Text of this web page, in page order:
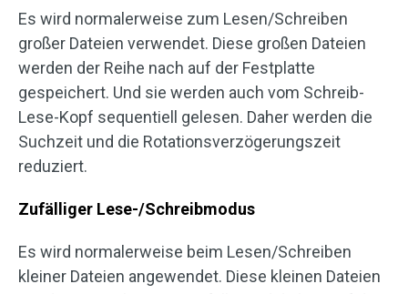
Es wird normalerweise zum Lesen/Schreiben
großer Dateien verwendet. Diese großen Dateien
werden der Reihe nach auf der Festplatte
gespeichert. Und sie werden auch vom Schreib-
Lese-Kopf sequentiell gelesen. Daher werden die
Suchzeit und die Rotationsverzögerungszeit
reduziert.
Zufälliger Lese-/Schreibmodus
Es wird normalerweise beim Lesen/Schreiben
kleiner Dateien angewendet. Diese kleinen Dateien